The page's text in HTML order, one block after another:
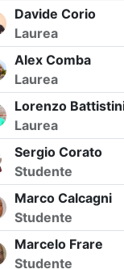
Davide Corio
Laurea
Alex Comba
Laurea
Lorenzo
Laurea
Sergio Corato
Studente
Marco Calcagni
Studente
Marcelo Frare
Studente